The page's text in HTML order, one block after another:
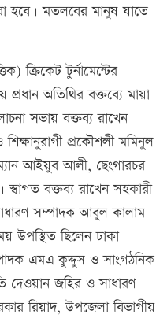
হবে। মতলবের মানুষ যাতে
ক্রিকেট টুর্নামেন্টের
অতিথির বক্তব্যে মায়া
সভায় বক্তব্য রাখেন
প্রকৌশলী মমিনুল
আইয়ুব আলী, ছেংগারচর
বক্তব্য রাখেন সহকারী
সম্পাদক আবুল কালাম
উপস্থিত ছিলেন ঢাকা
এমএ কুদ্দুস ও সাংগঠনিক
দেওয়ান জহির ও সাধারণ
রিয়াদ, উপজেলা বিভাগীয়